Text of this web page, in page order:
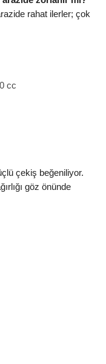
rahat ilerler; çok
cc
çekiş beğeniliyor.
göz önünde